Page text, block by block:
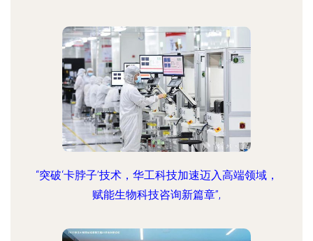
“突破‘卡脖子’技术，华工科技加速迈入高端领域，
赋能生物科技咨询新篇章”,